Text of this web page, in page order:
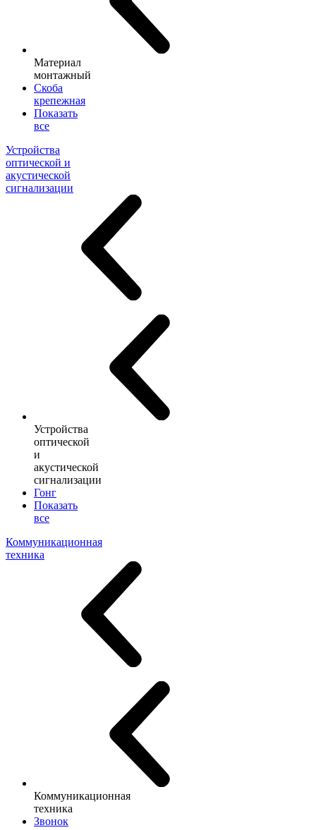
Материал
монтажный
Скоба
крепежная
Показать
все
Устройства
оптической и
акустической
сигнализации
Устройства
оптической
и
акустической
сигнализации
Гонг
Показать
все
Коммуникационная
техника
Коммуникационная
техника
Звонок